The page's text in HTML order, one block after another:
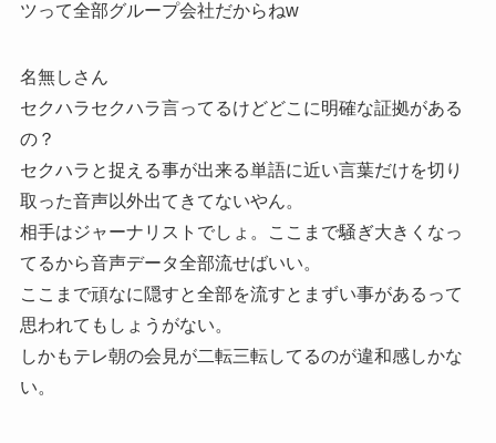
ツって全部グループ会社だからねw
名無しさん
セクハラセクハラ言ってるけどどこに明確な証拠がある
の？
セクハラと捉える事が出来る単語に近い言葉だけを切り
取った音声以外出てきてないやん。
相手はジャーナリストでしょ。ここまで騒ぎ大きくなっ
てるから音声データ全部流せばいい。
ここまで頑なに隠すと全部を流すとまずい事があるって
思われてもしょうがない。
しかもテレ朝の会見が二転三転してるのが違和感しかな
い。